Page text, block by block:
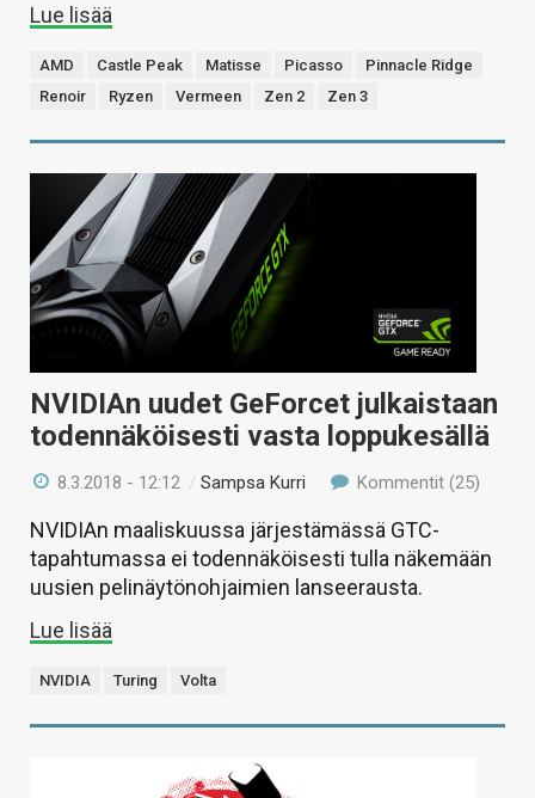
Lue lisää
AMD Castle Peak Matisse Picasso
Pinnacle Ridge
Renoir
Ryzen Vermeen Zen 2 Zen 3
NVIDIAn uudet GeForcet julkaistaan
todennäköisesti vasta loppukesällä
8.3.2018 - 12:12 /Sampsa Kurri Kommentit (25)
NVIDIAn maaliskuussa järjestämässä GTC-
tapahtumassa ei todennäköisesti tulla näkemään
uusien pelinäytönohjaimien lanseerausta.
Lue lisää
NVIDIA Turing Volta